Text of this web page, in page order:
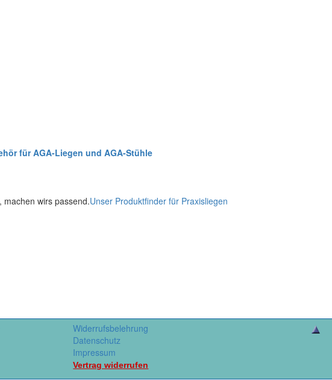
für AGA-Liegen und AGA-Stühle
machen wirs passend.Unser Produktfinder für Praxisliegen
Widerrufsbelehrung
Datenschutz
Impressum
Vertrag widerrufen